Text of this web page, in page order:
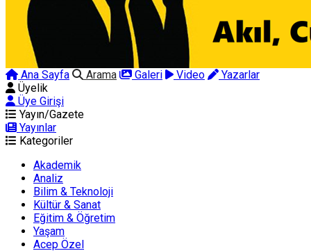
Ana Sayfa Arama Galeri Video
Yazarlar
Üyelik
Üye Girişi
Yayın/Gazete
Yayınlar
Kategoriler
Akademik
Analiz
Bilim & Teknoloji
Kültür & Sanat
Eğitim & Öğretim
Yaşam
Acep Özel